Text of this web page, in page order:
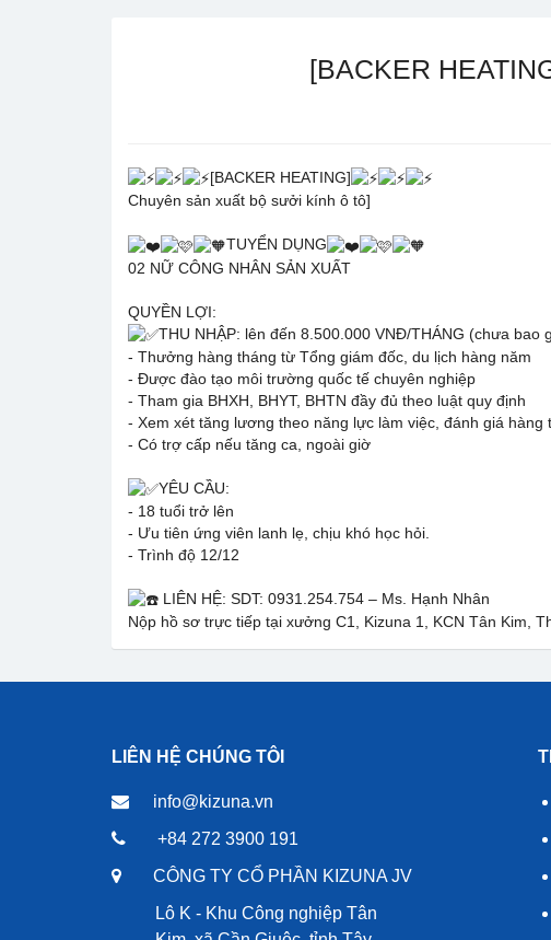
[BACKER
[BACKER HEATING]
Chuyên sản xuất bộ sưởi kính ô tô]
TUYỂN DỤNG
02 NỮ CÔNG NHÂN SẢN XUẤT
QUYỀN LỢI:
THU NHẬP: lên đến 8.500.000 VNĐ/THÁNG (chưa bao
- Thưởng hàng tháng từ Tổng giám đốc, du lịch hàng năm
- Được đào tạo môi trường quốc tế chuyên nghiệp
- Tham gia BHXH, BHYT, BHTN đầy đủ theo luật quy định
- Xem xét tăng lương theo năng lực làm việc, đánh giá hàng
- Có trợ cấp nếu tăng ca, ngoài giờ
YÊU CẦU:
- 18 tuổi trở lên
- Ưu tiên ứng viên lanh lẹ, chịu khó học hỏi.
- Trình độ 12/12
LIÊN HỆ: SDT: 0931.254.754 – Ms. Hạnh Nhân
Nộp hồ sơ trực tiếp tại xưởng C1, Kizuna 1, KCN Tân Kim,
LIÊN HỆ CHÚNG TÔI
info@kizuna.vn
+84 272 3900 191
CÔNG TY CỔ PHẦN KIZUNA JV
Lô K - Khu Công nghiệp Tân